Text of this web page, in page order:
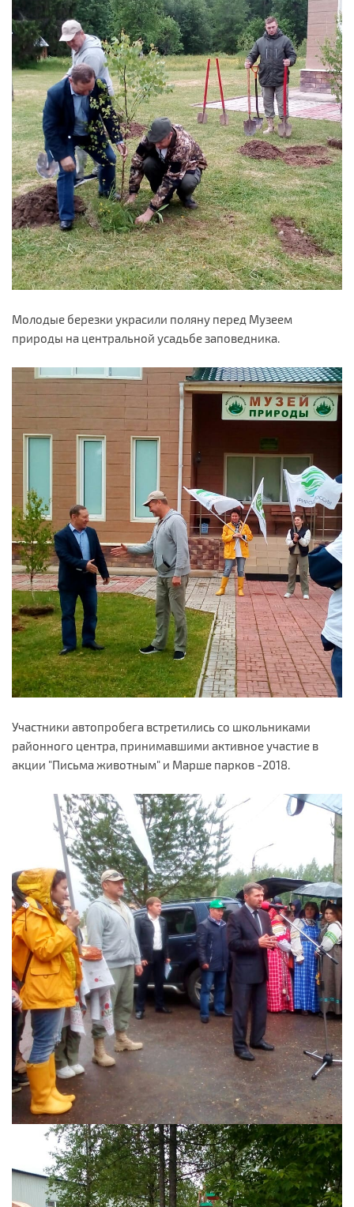
Молодые березки украсили поляну перед Музеем
природы на центральной усадьбе заповедника.
Участники автопробега встретились со школьниками
районного центра, принимавшими активное участие в
акции "Письма животным" и Марше парков -2018.